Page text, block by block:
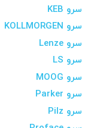
سرو KEB
سرو KOLLMORGEN
سرو Lenze
سرو LS
سرو MOOG
سرو Parker
سرو Pilz